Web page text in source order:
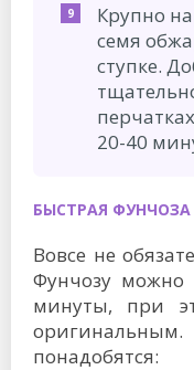
Крупно
семя
ступке.
20-40
БЫСТРАЯ
Вовсе не
Фунчозу можно
минуты, при
понадобятся: